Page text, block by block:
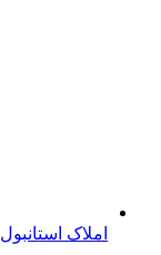
املاک استانبول